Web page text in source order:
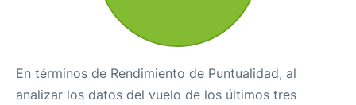
En términos de Rendimiento de Puntualidad, al
analizar los datos del vuelo de los últimos tres